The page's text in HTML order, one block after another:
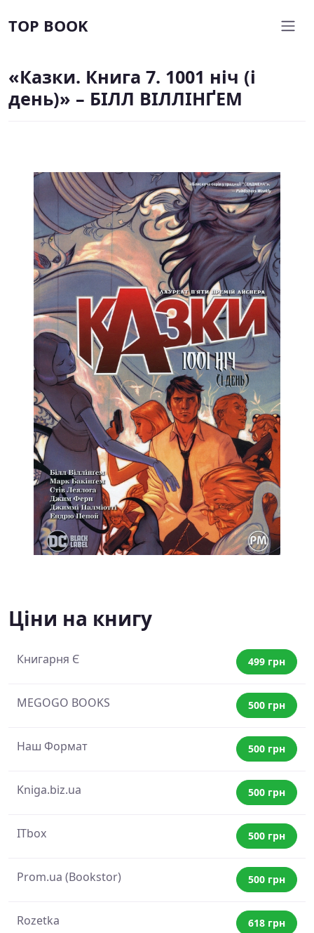
TOP BOOK
«Казки. Книга 7. 1001 ніч (і
день)» – БІЛЛ ВІЛЛІНҐЕМ
Ціни на книгу
Книгарня Є 499 грн
MEGOGO BOOKS 500 грн
Наш Формат 500 грн
Kniga.biz.ua 500 грн
ITbox 500 грн
Prom.ua (Bookstor) 500 грн
Rozetka 618 грн